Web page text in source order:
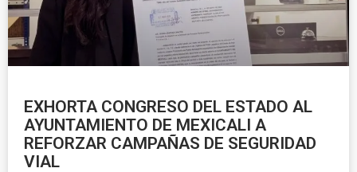
EXHORTA CONGRESO DEL ESTADO AL
AYUNTAMIENTO DE MEXICALI A
REFORZAR CAMPAÑAS DE SEGURIDAD
VIAL